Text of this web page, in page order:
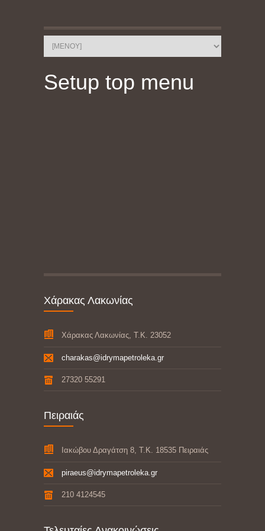
Setup top menu
Χάρακας Λακωνίας
Χάρακας Λακωνίας, Τ.Κ. 23052
charakas@idrymapetroleka.gr
27320 55291
Πειραιάς
Ιακώβου Δραγάτση 8, Τ.Κ. 18535 Πειραιάς
piraeus@idrymapetroleka.gr
210 4124545